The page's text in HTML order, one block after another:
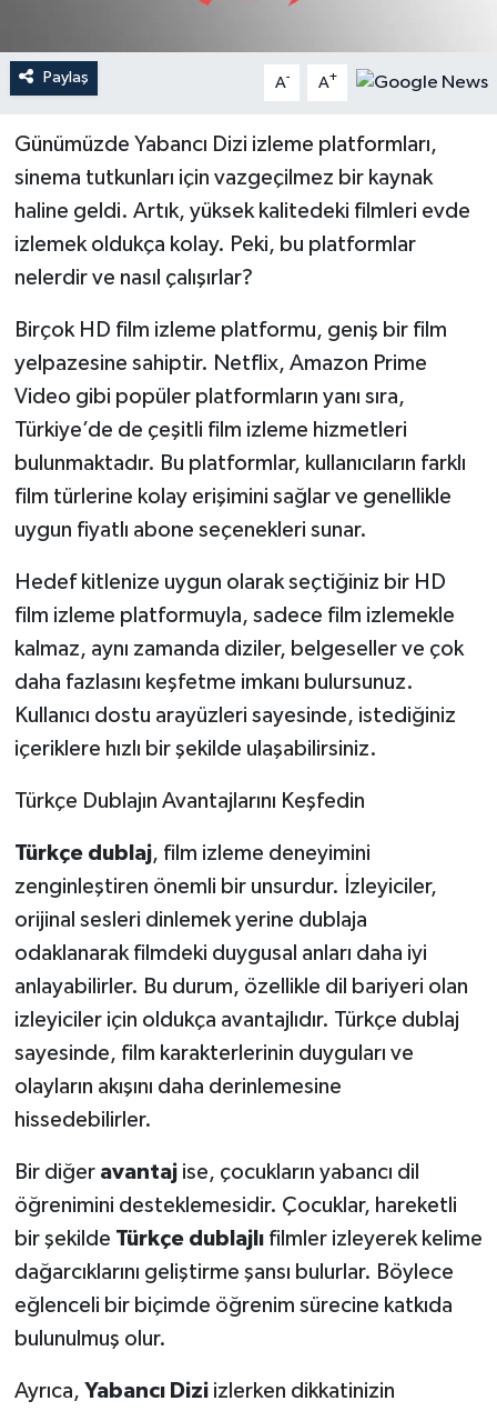
Paylaş A- A+
Günümüzde Yabancı Dizi izleme platformları,
sinema tutkunları için vazgeçilmez bir kaynak
haline geldi. Artık, yüksek kalitedeki filmleri evde
izlemek oldukça kolay. Peki, bu platformlar
nelerdir ve nasıl çalışırlar?
Birçok HD film izleme platformu, geniş bir film
yelpazesine sahiptir. Netflix, Amazon Prime
Video gibi popüler platformların yanı sıra,
Türkiye’de de çeşitli film izleme hizmetleri
bulunmaktadır. Bu platformlar, kullanıcıların farklı
film türlerine kolay erişimini sağlar ve genellikle
uygun fiyatlı abone seçenekleri sunar.
Hedef kitlenize uygun olarak seçtiğiniz bir HD
film izleme platformuyla, sadece film izlemekle
kalmaz, aynı zamanda diziler, belgeseller ve çok
daha fazlasını keşfetme imkanı bulursunuz.
Kullanıcı dostu arayüzleri sayesinde, istediğiniz
içeriklere hızlı bir şekilde ulaşabilirsiniz.
Türkçe Dublajın Avantajlarını Keşfedin
Türkçe dublaj, film izleme deneyimini
zenginleştiren önemli bir unsurdur. İzleyiciler,
orijinal sesleri dinlemek yerine dublaja
odaklanarak filmdeki duygusal anları daha iyi
anlayabilirler. Bu durum, özellikle dil bariyeri olan
izleyiciler için oldukça avantajlıdır. Türkçe dublaj
sayesinde, film karakterlerinin duyguları ve
olayların akışını daha derinlemesine
hissedebilirler.
Bir diğer avantajise, çocukların yabancı dil
öğrenimini desteklemesidir. Çocuklar, hareketli
bir şekilde Türkçe dublajlıfilmler izleyerek kelime
dağarcıklarını geliştirme şansı bulurlar. Böylece
eğlenceli bir biçimde öğrenim sürecine katkıda
bulunulmuş olur.
Ayrıca, Yabancı Dizi izlerken dikkatinizin